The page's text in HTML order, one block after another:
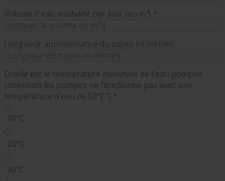
Volume d'eau souhaité par jour (en m³) *
Longueur approximative du tuyau en mètres
Quelle est le température maximale de l'eau pompée
(attention les pompes ne fonctionne pas avec une
température d'eau de 50°C") *
10°C
20°C
30°C